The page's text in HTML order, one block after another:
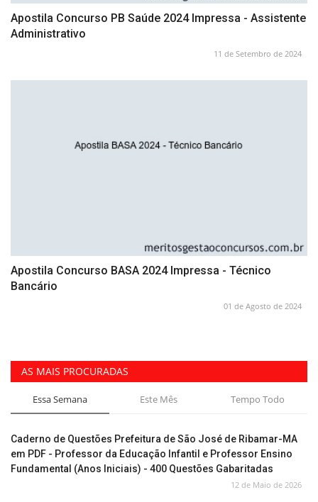
Apostila Concurso PB Saúde 2024 Impressa - Assistente
Administrativo
11 de Setembro de 2024
Apostila Concurso BASA 2024 Impressa - Técnico
Bancário
01 de Agosto de 2024
AS MAIS PROCURADAS
Essa Semana Este Mês Tempo Todo
Caderno de Questões Prefeitura de São José de Ribamar-MA
em PDF - Professor da Educação Infantil e Professor Ensino
Fundamental (Anos Iniciais) - 400 Questões Gabaritadas
12 de Maio de 2026